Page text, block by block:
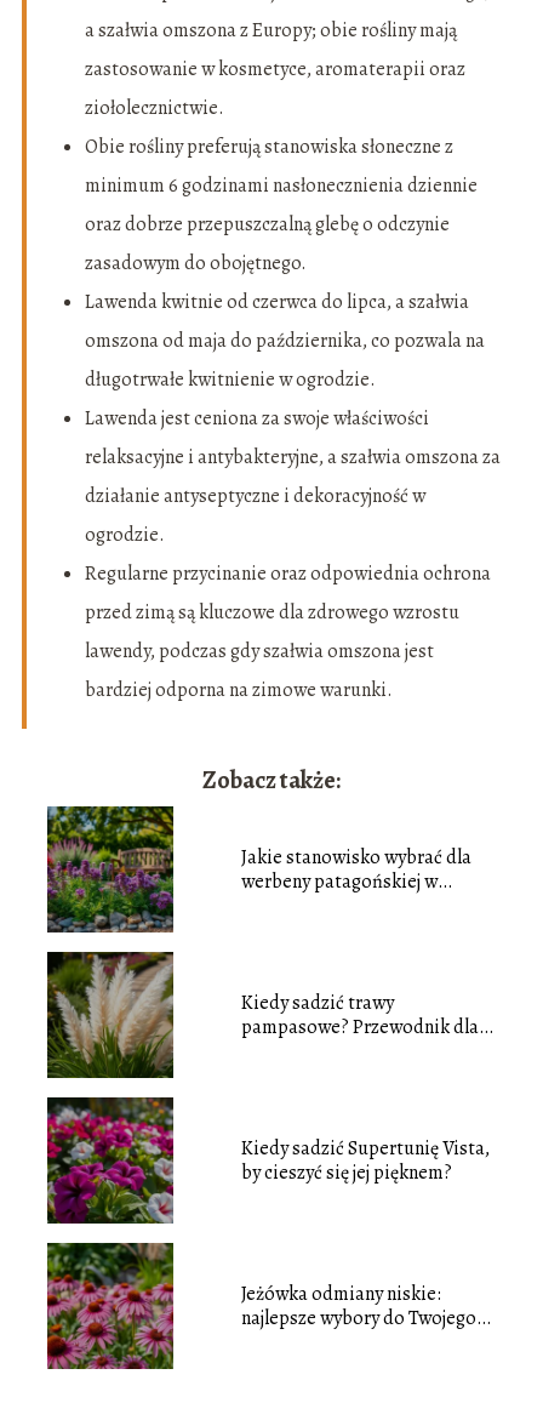
a szałwia omszona z Europy; obie rośliny mają
zastosowanie w kosmetyce, aromaterapii oraz
ziołolecznictwie.
Obie rośliny preferują stanowiska słoneczne z
minimum 6 godzinami nasłonecznienia dziennie
oraz dobrze przepuszczalną glebę o odczynie
zasadowym do obojętnego.
Lawenda kwitnie od czerwca do lipca, a szałwia
omszona od maja do października, co pozwala na
długotrwałe kwitnienie w ogrodzie.
Lawenda jest ceniona za swoje właściwości
relaksacyjne i antybakteryjne, a szałwia omszona za
działanie antyseptyczne i dekoracyjność w
ogrodzie.
Regularne przycinanie oraz odpowiednia ochrona
przed zimą są kluczowe dla zdrowego wzrostu
lawendy, podczas gdy szałwia omszona jest
bardziej odporna na zimowe warunki.
Zobacz także:
Jakie stanowisko wybrać dla
werbeny patagońskiej w
Kiedy sadzić trawy
pampasowe? Przewodnik dla
Kiedy sadzić Supertunię Vista,
by cieszyć się jej pięknem?
Jeżówka odmiany niskie:
najlepsze wybory do Twojego